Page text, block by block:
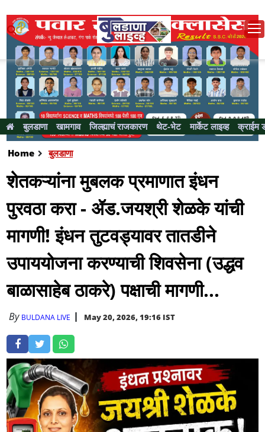
बुलडाणा खामगाव जिल्ह्याचं राजकारण थेट-भेट मार्केट लाइव्ह क्राईम
Home बुलडाणा
शेतकऱ्यांना मुबलक प्रमाणात इंधन
पुरवठा करा - ॲड.जयश्री शेळके यांची
मागणी! इंधन तुटवड्यावर तातडीने
उपाययोजना करण्याची शिवसेना (उद्धव
बाळासाहेब ठाकरे) पक्षाची मागणी...
By BULDANA LIVE May 20, 2026, 19:16 IST